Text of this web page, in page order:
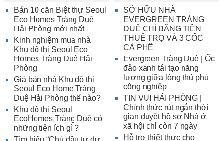
SỞ HỮU NHÀ
EVERGREEN TRÀNG
DUỆ CHỈ BẰNG TIỀN
THUÊ TRỌ VÀ 3 CỐC
CÀ PHÊ
Evergreen Tràng Duệ | Ốc
đảo xanh tái tạo năng
lượng giữa lòng thủ phủ
công nghiệp
TIN VUI HẢI PHÒNG |
Chính thức rút ngắn thời
gian duyệt hồ sơ Nhà ở
xã hội chỉ còn 7 ngày
Hỗ trợ thiết thực cho
Bán 10 căn Biệt thự Seoul
Eco Homes Tràng Duệ
Hải Phòng mới nhất
Kinh nghiệm mua nhà
Khu đô thị Seoul Eco
Homes Tràng Duệ Hải
Phòng
Giá bán nhà Khu đô thị
Seoul Eco Home Tràng
Duệ Hải Phòng thế nào?
Khu đô thị Seoul
EcoHomes Tràng Duệ có
những tiện ích gì ?